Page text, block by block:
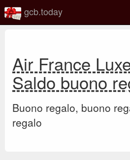
gcb.today
Air France
Saldo buono
Buono regalo, buono
regalo